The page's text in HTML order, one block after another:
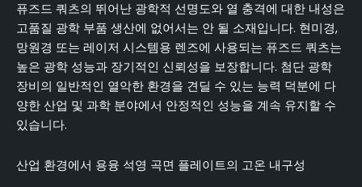
퓨즈드 쿼츠의 뛰어난 광학적 선명도와 열 충격에 대한 내성은
고품질 광학 부품 생산에 없어서는 안 될 소재입니다. 현미경,
망원경 또는 레이저 시스템용 렌즈에 사용되는 퓨즈드 쿼츠는
높은 광학 성능과 장기적인 신뢰성을 보장합니다. 첨단 광학
장비의 일반적인 열악한 환경을 견딜 수 있는 능력 덕분에 다
양한 산업 및 과학 분야에서 안정적인 성능을 계속 유지할 수
있습니다.
산업 환경에서 용융 석영 곡면 플레이트의 고온 내구성